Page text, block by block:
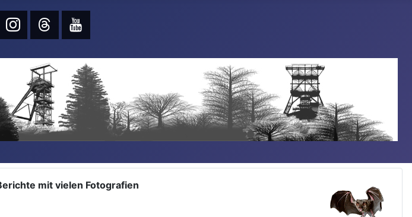
mit vielen Fotografien